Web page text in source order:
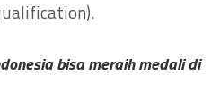
bisa meraih medali di